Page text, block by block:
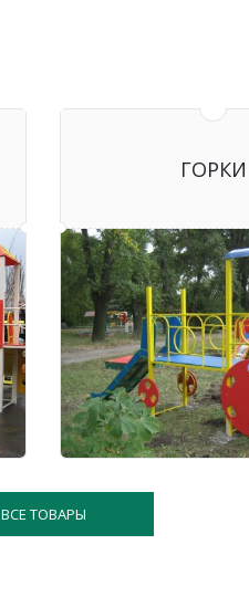
ГОРКИ
ВСЕ ТОВАРЫ